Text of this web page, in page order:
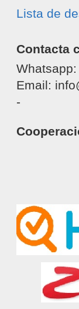
Lista de
Contacta
Email:
-